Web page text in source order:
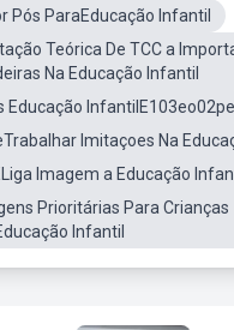
Pós ParaEducação Infantil
Teórica De TCC a
Na Educação Infantil
Educação InfantilE103eo02pe
Imitaçoes Na
Imagem a Educação
Prioritárias Para Crianças
Infantil